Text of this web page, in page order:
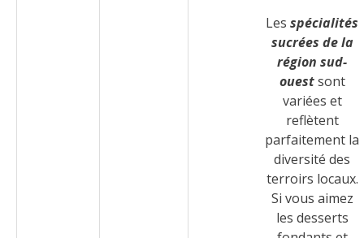
Les spécialités
sucrées de la
région sud-
ouestsont
variées et
reflètent
parfaitement la
diversité des
terroirs locaux.
Si vous aimez
les desserts